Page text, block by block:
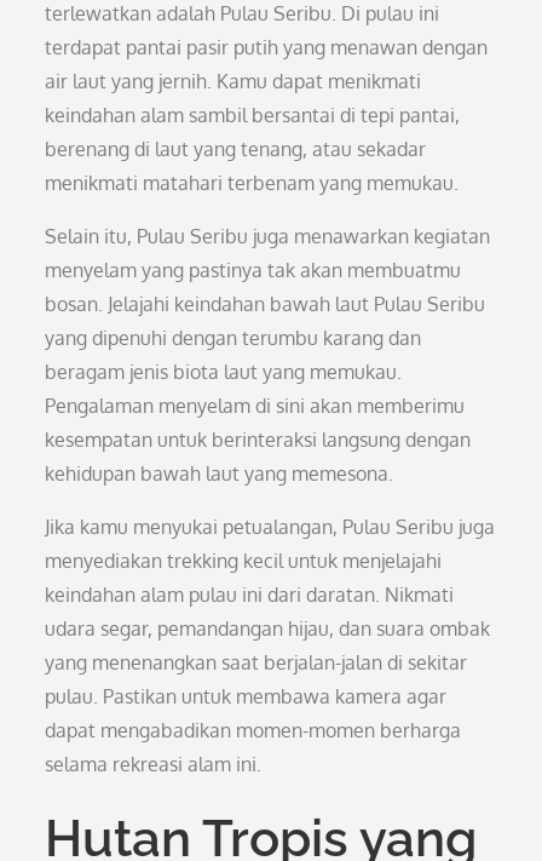
terlewatkan adalah Pulau Seribu. Di pulau ini
terdapat pantai pasir putih yang menawan dengan
air laut yang jernih. Kamu dapat menikmati
keindahan alam sambil bersantai di tepi pantai,
berenang di laut yang tenang, atau sekadar
menikmati matahari terbenam yang memukau.
Selain itu, Pulau Seribu juga menawarkan kegiatan
menyelam yang pastinya tak akan membuatmu
bosan. Jelajahi keindahan bawah laut Pulau Seribu
yang dipenuhi dengan terumbu karang dan
beragam jenis biota laut yang memukau.
Pengalaman menyelam di sini akan memberimu
kesempatan untuk berinteraksi langsung dengan
kehidupan bawah laut yang memesona.
Jika kamu menyukai petualangan, Pulau Seribu juga
menyediakan trekking kecil untuk menjelajahi
keindahan alam pulau ini dari daratan. Nikmati
udara segar, pemandangan hijau, dan suara ombak
yang menenangkan saat berjalan-jalan di sekitar
pulau. Pastikan untuk membawa kamera agar
dapat mengabadikan momen-momen berharga
selama rekreasi alam ini.
Hutan Tropis yang